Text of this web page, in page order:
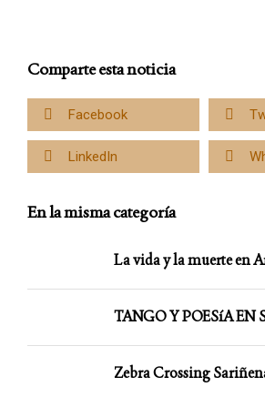
Comparte esta noticia
Facebook
LinkedIn
En la misma categoría
La vida y la muerte en
TANGO Y POESíA EN
Zebra Crossing